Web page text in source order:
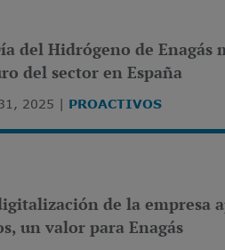
del Hidrógeno de Enagás
del sector en España
2025 PROACTIVOS
de la empresa
un valor para Enagás